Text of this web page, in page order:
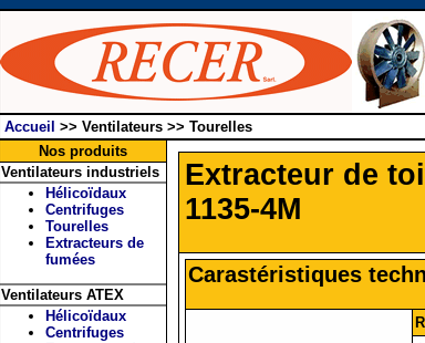
Accueil >> Ventilateurs >> Tourelles
Nos produits
Ventilateurs industriels
Hélicoïdaux
Centrifuges
Tourelles
Extracteurs de
fumées
Ventilateurs ATEX
Hélicoïdaux
Centrifuges
Extracteur de
1135-4M
Carastéristiques